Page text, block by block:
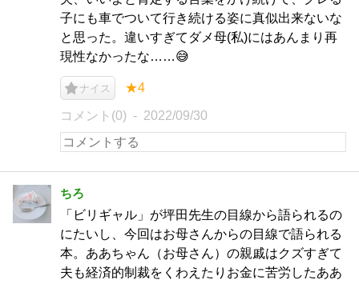
子にも車でついて行き続ける姿に真似出来ないな
と思った。違いすぎてダメ母(私)にはあんまり再
現性なかったな……😅
ナイス ★4
コメント(0) 2022/09/30
ちろ
「ビリギャル」が坪田先生の目線から語られるの
にたいし、今回はお母さんからの目線で語られる
本。ああちゃん（お母さん）の親戚はクズすぎて
夫も経済的制裁をくわえたりお金に苦労したああ